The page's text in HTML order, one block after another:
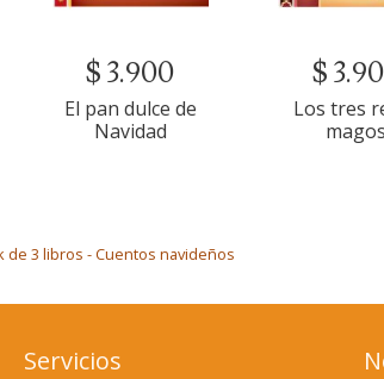
$ 3.900
El pan dulce de
Navidad
$
Los tres
magos
de 3 libros - Cuentos navideños
Servicios